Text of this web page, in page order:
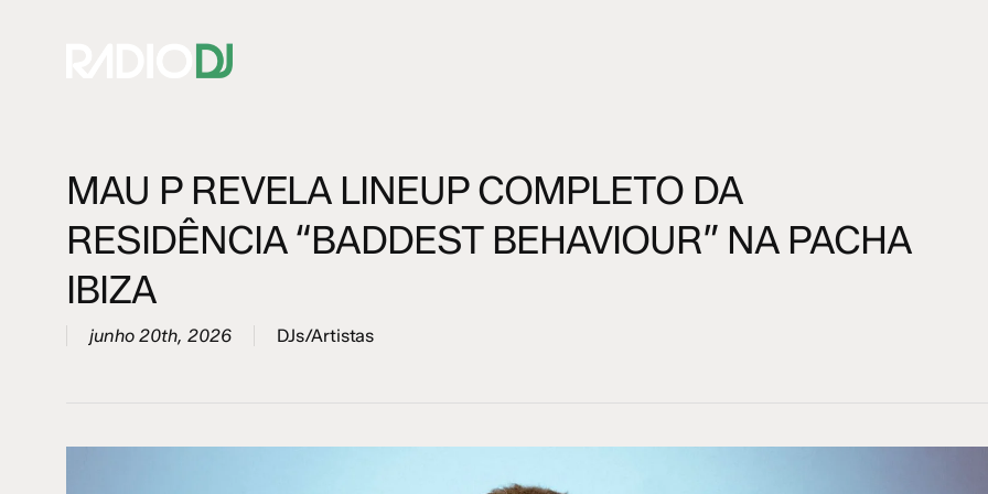
Hit enter to search or ESC to close
MAU P REVELA LINEUP COMPLETO DA
RESIDÊNCIA “BADDEST BEHAVIOUR” NA PACHA
IBIZA
junho 20th, 2026 DJs/Artistas